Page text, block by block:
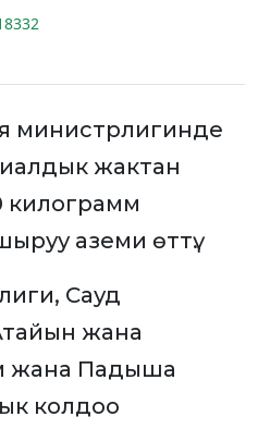
министрлигинде
жактан
килограмм
аземи өттү.
Сауд
жана
жана Падыша
колдоо